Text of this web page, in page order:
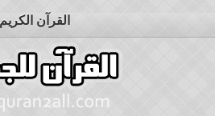
القرآن الكريم